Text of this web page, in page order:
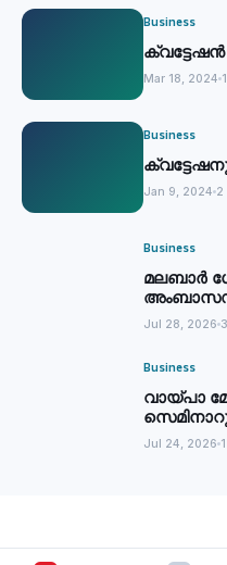
Business
Mar 18, 2024
Business
Jan 9, 2024 2
Business
മലബാര്‍
Jul 28, 2026
Business
വായ്പാ
Jul 24, 2026